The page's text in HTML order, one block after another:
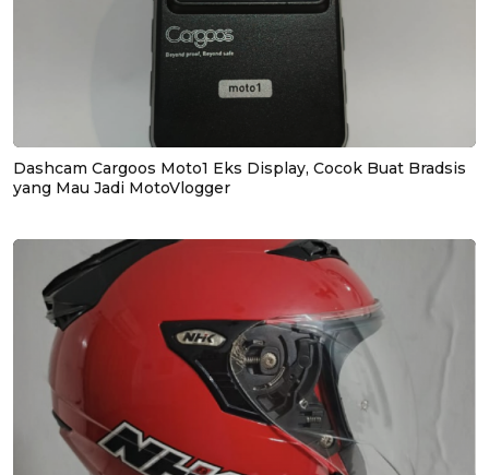
Dashcam Cargoos Moto1 Eks Display, Cocok Buat Bradsis
yang Mau Jadi MotoVlogger